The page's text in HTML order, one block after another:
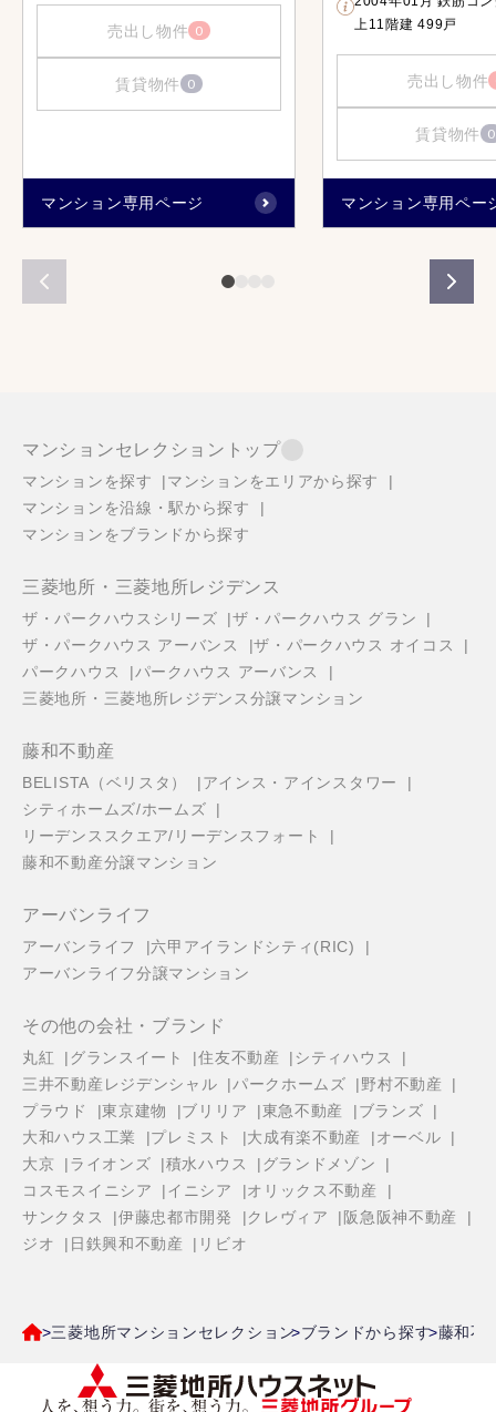
売出し物件 0
賃貸物件 0
マンション専用ページ
上11階建 499戸
売出し物件
賃貸物件 0
マンション専用ペー
マンションセレクショントップ
マンションを探す
マンションをエリアから探す
マンションを沿線・駅から探す
マンションをブランドから探す
三菱地所・三菱地所レジデンス
ザ・パークハウスシリーズ
ザ・パークハウス グラン
ザ・パークハウス アーバンス
ザ・パークハウス オイコス
パークハウス
パークハウス アーバンス
三菱地所・三菱地所レジデンス分譲マンション
藤和不動産
BELISTA（ベリスタ）
アインス・アインスタワー
シティホームズ/ホームズ
リーデンススクエア/リーデンスフォート
藤和不動産分譲マンション
アーバンライフ
アーバンライフ
六甲アイランドシティ(RIC)
アーバンライフ分譲マンション
その他の会社・ブランド
丸紅 グランスイート 住友不動産
シティハウス
三井不動産レジデンシャル
パークホームズ
野村不動産
プラウド
東京建物 ブリリア 東急不動産
ブランズ
大和ハウス工業
プレミスト 大成有楽不動産
オーベル
大京
ライオンズ 積水ハウス
グランドメゾン
コスモスイニシア
イニシア
オリックス不動産
サンクタス
伊藤忠都市開発 クレヴィア
阪急阪神不動産
ジオ
日鉄興和不動産 リビオ
三菱地所マンションセレクション ブランドから探す 藤和不